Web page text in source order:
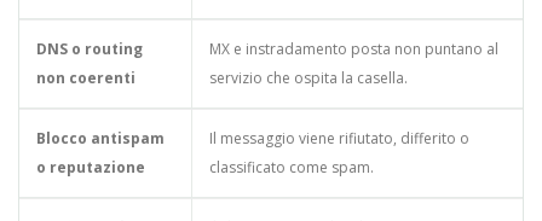
DNS o routing
non coerenti
MX e instradamento posta non puntano al
servizio che ospita la casella.
Blocco antispam
o reputazione
Il messaggio viene rifiutato, differito o
classificato come spam.